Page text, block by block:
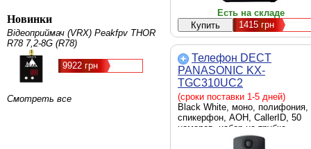
Новинки
Відеоприймач (VRX) Peakfpv THOR
R78 7,2-8G (R78)
9922 грн
Смотреть все
Есть на складе
1415 грн
Телефон DECT
PANASONIC KX-
TGC310UC2
(сроки поставки 1-5 дней)
Black White, моно, полифония,
спикерфон, АОН, CallerID, 50
номеров, набор на трубке